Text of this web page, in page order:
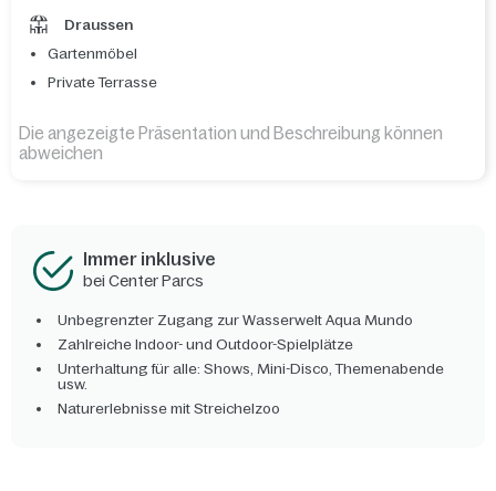
Draussen
Gartenmöbel
Private Terrasse
Die angezeigte Präsentation und Beschreibung können
abweichen
Immer inklusive
bei Center Parcs
Unbegrenzter Zugang zur Wasserwelt Aqua Mundo
Zahlreiche Indoor- und Outdoor-Spielplätze
Unterhaltung für alle: Shows, Mini-Disco, Themenabende
usw.
Naturerlebnisse mit Streichelzoo